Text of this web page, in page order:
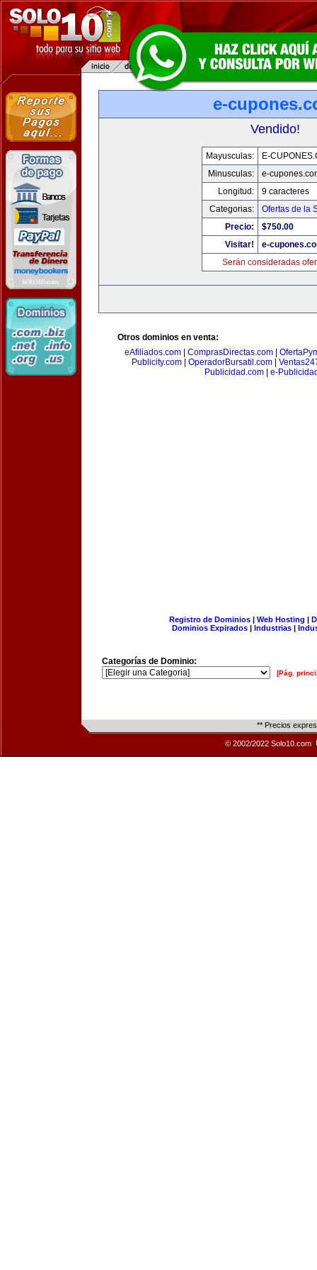
e-
Vendido!
Mayusculas:
E-
Minusculas:
e-
Longitud:
9 caracteres
Categorias:
Ofertas de la
Precio:
$750.00
Visitar!
e-
Serán consideradas
Otros dominios en venta:
eAfiliados.com| ComprasDirectas.com|
Publicity.com
OperadorBursatil.com
Publicidad.com| e-
Registro de Dominios| Web Hosting |
Dominios Expirados | Industrias |
Categorías de Dominio:
[Pág.
** Precios
© 2002/2022 Solo10.com